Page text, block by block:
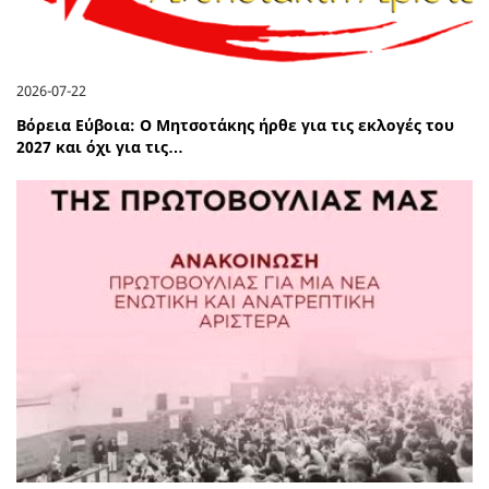
2026-07-22
Βόρεια Εύβοια: Ο Μητσοτάκης ήρθε για τις εκλογές του
2027 και όχι για τις…